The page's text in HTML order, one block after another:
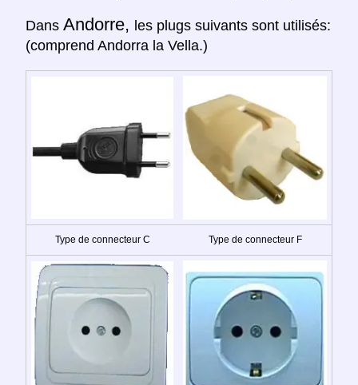
Dans Andorre, les plugs suivants sont utilisés:
(comprend Andorra la Vella.)
Type de connecteur C Type de connecteur F